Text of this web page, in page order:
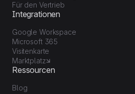
Für den Vertrieb
Integrationen
Google Workspace
Microsoft 365
Visitenkarte
Marktplatz
Ressourcen
Blog